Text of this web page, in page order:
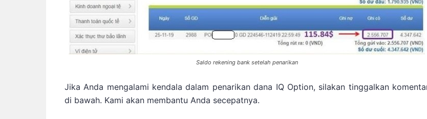
Saldo rekening bank setelah penarikan
Jika Anda mengalami kendala dalam penarikan dana IQ Option, silakan tinggalkan
di bawah. Kami akan membantu Anda secepatnya.